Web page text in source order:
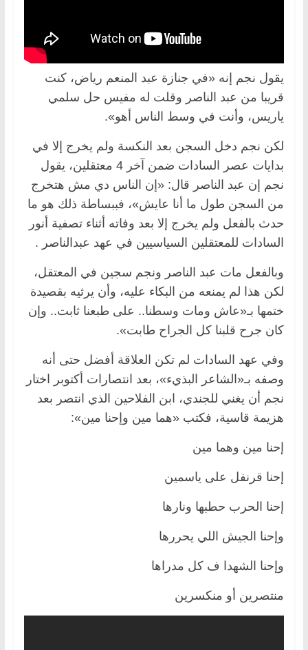
يقول نجم إنه «في جنازة عبد المنعم رياض، كنت
قريبا من عبد الناصر وقلت له مفيس حل سلمي
ياريس، وأنت في وسط الناس أهو».
لكن نجم دخل السجن بعد النكسة ولم يخرج إلا في
بدايات عصر السادات ضمن آخر 4 معتقلين، يقول
نجم إن عبد الناصر قال: «إن الناس دي مش هتخرج
من السجن طول ما أنا عايش»، فببساطة ذلك هو ما
حدث بالفعل ولم يخرج إلا بعد وفاته أثناء تصفية أنور
السادات للمعتقلين السياسيين في عهد عبدالناصر .
وبالفعل مات عبد الناصر ونجم سجين في المعتقل،
لكن هذا لم يمنعه من البكاء عليه، وأن يرثيه بقصيدة
ختمها بـ«عاش ومات وسطنا.. على طبعنا ثابت.. وإن
كان جرح قلبنا كل الجراح طابت».
وفي عهد السادات لم تكن العلاقة أفضل حتى أنه
وصفه بـ«الشاعر البذيء»، بعد انتصارات أكتوبر اختار
نجم أن يغني للجندي، ابن الفلاحين الذي انتصر بعد
هزيمة قاسية، فكتب «هما مين وإحنا مين»:
إحنا مين وهما مين
إحنا قرنفل على ياسمين
إحنا الحرب حطبها ونارها
وإحنا الجيش اللي يحررها
وإحنا الشهدا ف كل مدراها
منتصرين أو منكسرين